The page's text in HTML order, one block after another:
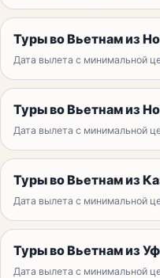
Туры во Вьетнам из
Дата вылета с минимальной
Туры во Вьетнам из
Дата вылета с минимальной
Туры во Вьетнам из
Дата вылета с минимальной
Туры во Вьетнам из
Дата вылета с минимальной